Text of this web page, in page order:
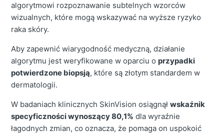
algorytmowi rozpoznawanie subtelnych wzorców
wizualnych, które mogą wskazywać na wyższe ryzyko
raka skóry.
Aby zapewnić wiarygodność medyczną, działanie
algorytmu jest weryfikowane w oparciu o przypadki
potwierdzone biopsją, które są złotym standardem w
dermatologii.
W badaniach klinicznych SkinVision osiągnąłwskaźnik
specyficzności wynoszący 80,1% dla wyraźnie
łagodnych zmian, co oznacza, że pomaga on uspokoić